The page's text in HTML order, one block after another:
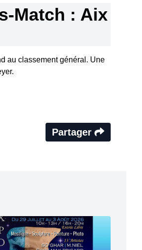
Match : Aix
au classement général. Une
Partager